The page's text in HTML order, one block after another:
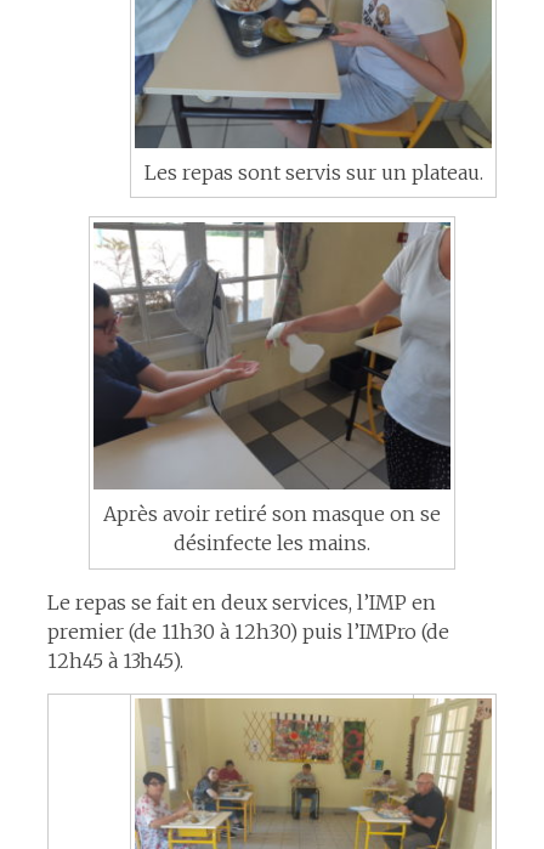
Les repas sont servis sur un plateau.
Après avoir retiré son masque on se
désinfecte les mains.
Le repas se fait en deux services, l’IMP en
premier (de 11h30 à 12h30) puis l’IMPro (de
12h45 à 13h45).